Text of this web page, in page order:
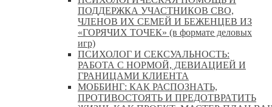
ПОДДЕРЖКА УЧАСТНИКОВ СВО,
ЧЛЕНОВ ИХ СЕМЕЙ И БЕЖЕНЦЕВ ИЗ
«ГОРЯЧИХ ТОЧЕК» (в формате деловых
игр)
ПСИХОЛОГ И СЕКСУАЛЬНОСТЬ:
РАБОТА С НОРМОЙ, ДЕВИАЦИЕЙ И
ГРАНИЦАМИ КЛИЕНТА
МОББИНГ: КАК РАСПОЗНАТЬ,
ПРОТИВОСТОЯТЬ И ПРЕДОТВРАТИТЬ